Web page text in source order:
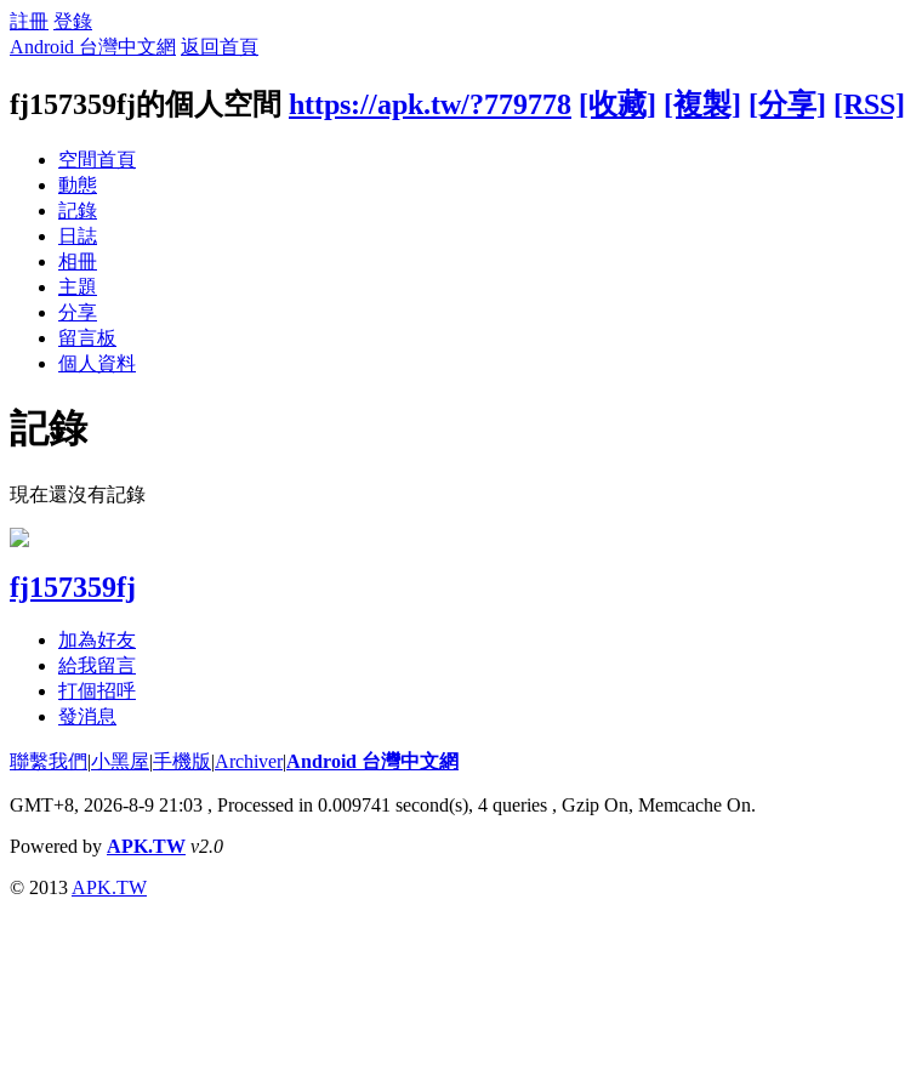
註冊 登錄
Android 台灣中文網 返回首頁
fj157359fj的個人空間 https://apk.tw/?779778 [收藏] [複製] [分享] [RSS]
空間首頁
動態
記錄
日誌
相冊
主題
分享
留言板
個人資料
記錄
現在還沒有記錄
fj157359fj
加為好友
給我留言
打個招呼
發消息
聯繫我們|小黑屋|手機版|Archiver|Android 台灣中文網
GMT+8, 2026-8-9 21:03 , Processed in 0.009741 second(s), 4 queries , Gzip On, Memcache On.
Powered by APK.TW v2.0
© 2013 APK.TW